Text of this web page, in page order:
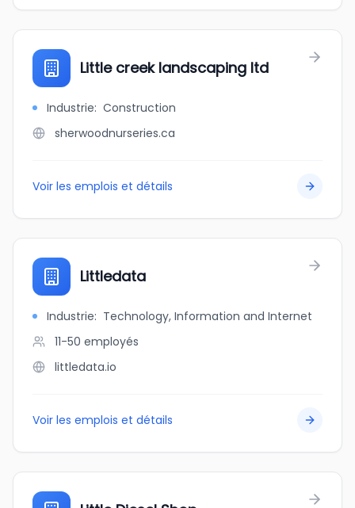
Little creek landscaping ltd
Industrie: Construction
sherwoodnurseries.ca
Voir les emplois et détails
Littledata
Industrie: Technology, Information and Internet
11-50 employés
littledata.io
Voir les emplois et détails